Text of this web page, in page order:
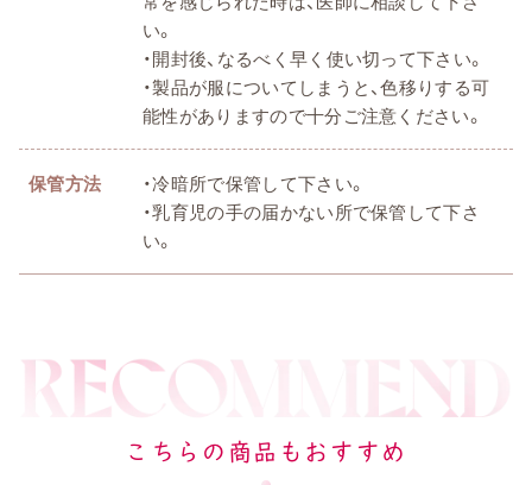
い。
・開封後、なるべく早く使い切って下さい。
・製品が服についてしまうと、色移りする可
能性がありますので十分ご注意ください。
保管方法
・冷暗所で保管して下さい。
・乳育児の手の届かない所で保管して下さ
い。
こちらの商品もおすすめ